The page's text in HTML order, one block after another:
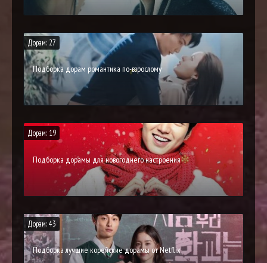
Дорам: 27
Подборка дорам романтика по-взрослому
Дорам: 19
Подборка дорамы для новогоднего настроения
Дорам: 43
Подборка лучшие корейские дорамы от Netflix